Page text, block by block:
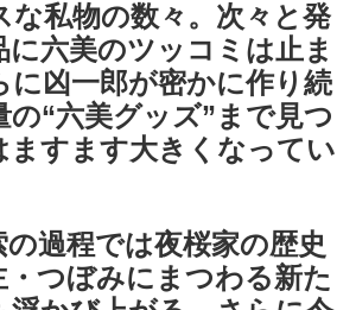
な私物の数々。次々と発
に六美のツッコミは止ま
に凶一郎が密かに作り続
の“六美グッズ”まで見つ
ますます大きくなってい
過程では夜桜家の歴史
・つぼみにまつわる新た